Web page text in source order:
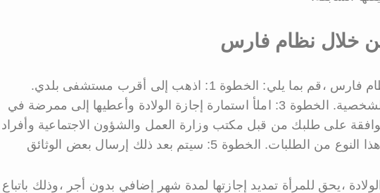
خلال نظام فارس
لطلب إجازة الأمومة من خلال نظام فارس ،قم بما يلي: الخطوة 1: اذهب إلى أقرب مستشفى بلدي.
الخطوة 2: تحقق من معلوماتك الشخصية. الخطوة 3: املأ استمارة إجازة الولادة وأعطيها إلى ممرضة في
4: انتظر الموافقة على طلبك من قبل مكتب وزارة العمل والشؤون الاجتماعية وأفراد
،يحق للمرأة تمديد إجازتها لمدة شهر إضافي بدون أجر ،وذلك باتباع